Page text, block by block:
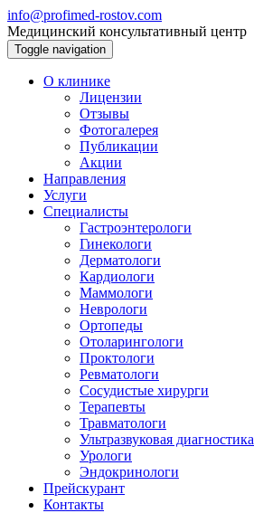
info@profimed-rostov.com
Медицинский консультативный центр
Toggle navigation
О клинике
Лицензии
Отзывы
Фотогалерея
Публикации
Акции
Направления
Услуги
Специалисты
Гастроэнтерологи
Гинекологи
Дерматологи
Кардиологи
Маммологи
Неврологи
Ортопеды
Отоларингологи
Проктологи
Ревматологи
Сосудистые хирурги
Терапевты
Травматологи
Ультразвуковая диагностика
Урологи
Эндокринологи
Прейскурант
Контакты